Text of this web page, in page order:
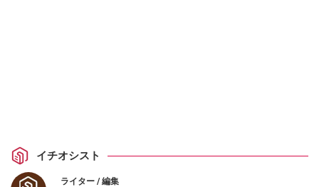
イチオシスト
ライター / 編集